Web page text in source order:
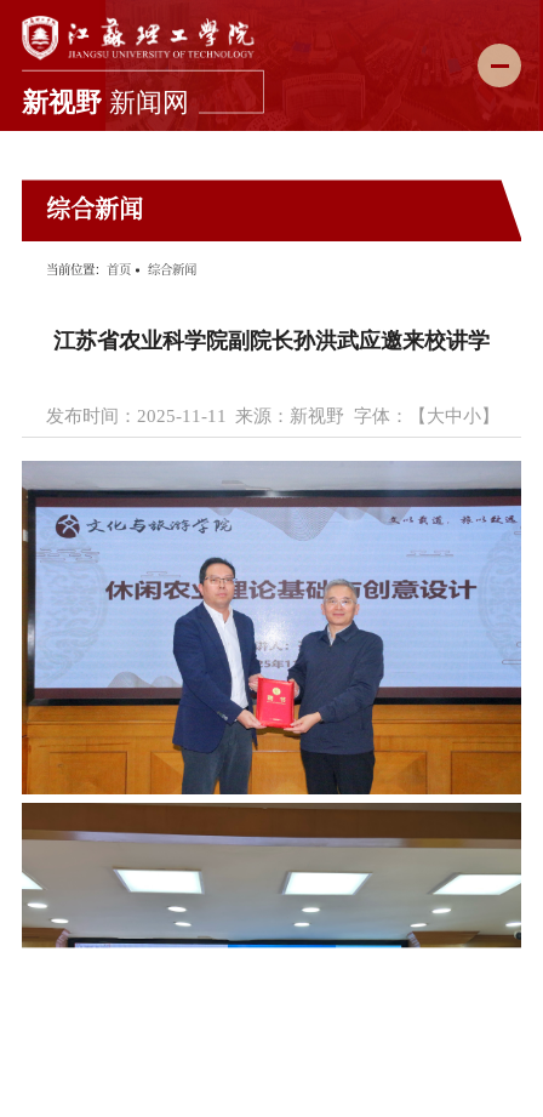
学校要闻
综合新闻
媒体理工
理工故事
图说校园
理工影像
校报在线
融媒矩阵
学校主页 宣传部主页
综合新闻
当前位置： 首页 综合新闻
江苏省农业科学院副院长孙洪武应邀来校讲学
发布时间：2025-11-11 来源：新视野 字体：【 大中小】